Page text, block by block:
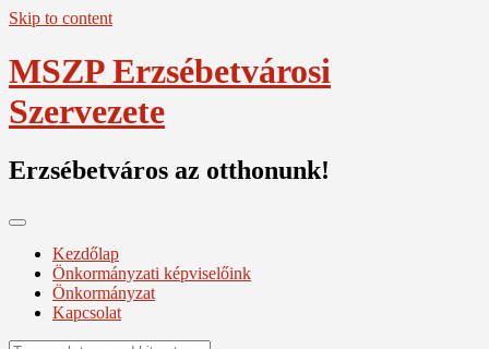
Skip to content
MSZP Erzsébetvárosi
Szervezete
Erzsébetváros az otthonunk!
Kezdőlap
Önkormányzati képviselőink
Önkormányzat
Kapcsolat